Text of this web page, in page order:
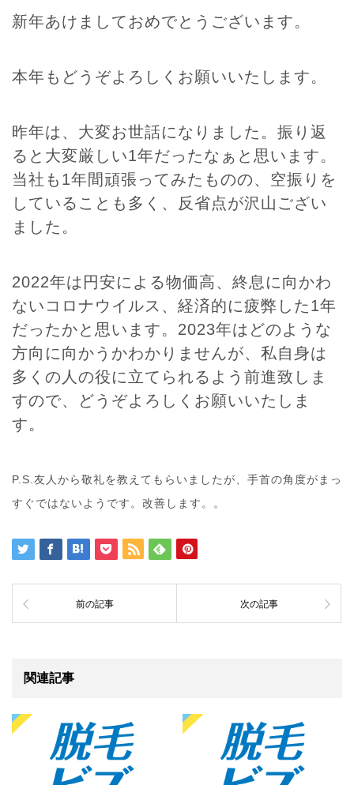
新年あけましておめでとうございます。
本年もどうぞよろしくお願いいたします。
昨年は、大変お世話になりました。振り返
ると大変厳しい1年だったなぁと思います。
当社も1年間頑張ってみたものの、空振りを
していることも多く、反省点が沢山ござい
ました。
2022年は円安による物価高、終息に向かわ
ないコロナウイルス、経済的に疲弊した1年
だったかと思います。2023年はどのような
方向に向かうかわかりませんが、私自身は
多くの人の役に立てられるよう前進致しま
すので、どうぞよろしくお願いいたしま
す。
P.S.友人から敬礼を教えてもらいましたが、手首の角度がまっ
すぐではないようです。改善します。。
前の記事 次の記事
関連記事